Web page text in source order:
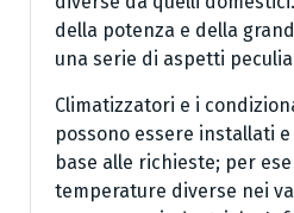
della potenza e della
una serie di aspetti
Climatizzatori e i
possono essere installati
base alle richieste; per
temperature diverse nei